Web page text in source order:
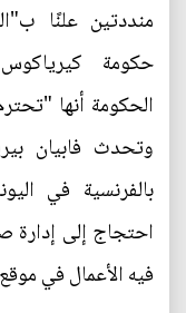
منددتين علنًا
حكومة
الحكومة أنها
وتحدث فابيان
بالفرنسية في
احتجاج إلى إدارة
فيه الأعمال في